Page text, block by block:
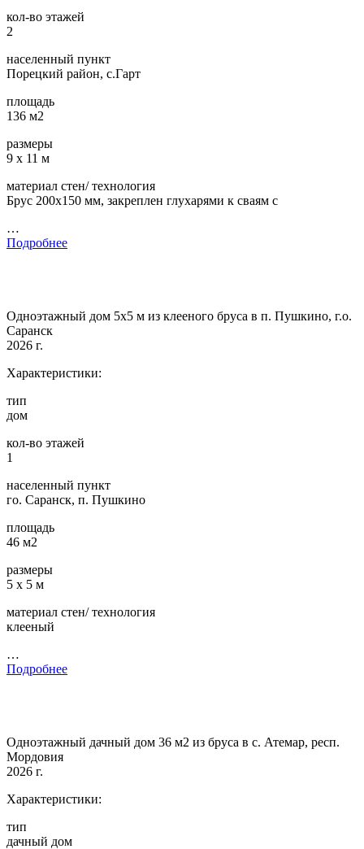
кол-во этажей
2
населенный пункт
Порецкий район, с.Гарт
площадь
136 м2
размеры
9 х 11 м
материал стен/ технология
Брус 200х150 мм, закреплен глухарями к сваям с
…
Подробнее
Одноэтажный дом 5х5 м из клееного бруса в п. Пушкино, г.о.
Саранск
2026 г.
Характеристики:
тип
дом
кол-во этажей
1
населенный пункт
го. Саранск, п. Пушкино
площадь
46 м2
размеры
5 х 5 м
материал стен/ технология
клееный
…
Подробнее
Одноэтажный дачный дом 36 м2 из бруса в с. Атемар, респ.
Мордовия
2026 г.
Характеристики:
тип
дачный дом